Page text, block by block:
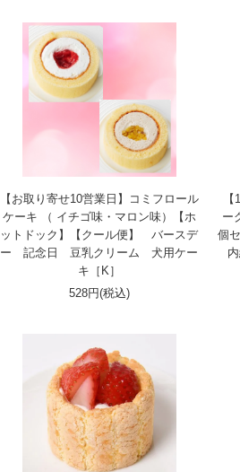
【お取り寄せ10営業日】コミフロール
ケーキ （ イチゴ味・マロン味）【ホ
ットドック】【クール便】 バースデ
ー 記念日 豆乳クリーム 犬用ケー
キ［K］
528円(税込)
ー
個